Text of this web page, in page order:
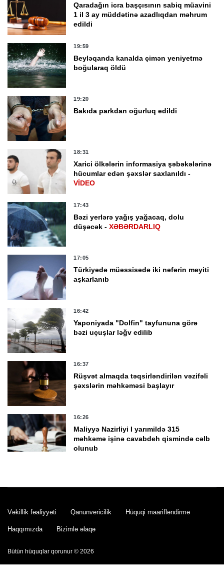
Qaradağın icra başçısının sabiq müavini
1 il 3 ay müddətinə azadlıqdan məhrum
edildi
19:59
Beyləqanda kanalda çimən yeniyetmə
boğularaq öldü
19:20
Bakıda parkdan oğurluq edildi
18:31
Xarici ölkələrin informasiya şəbəkələrinə
hücumlar edən şəxslər saxlanıldı -
VİDEO
17:43
Bəzi yerlərə yağış yağacaq, dolu
düşəcək -XƏBƏRDARLIQ
17:05
Türkiyədə müəssisədə iki nəfərin meyiti
aşkarlanıb
16:42
Yaponiyada "Dolfin" tayfununa görə
bəzi uçuşlar ləğv edilib
16:37
Rüşvət almaqda təqsirləndirilən vəzifəli
şəxslərin məhkəməsi başlayır
16:26
Maliyyə Nazirliyi I yarımildə 315
məhkəmə işinə cavabdeh qismində cəlb
olunub
Həftəsonu güclü külək əsəcək -
Vəkillik fəaliyyəti Qanunvericilik Hüquqi maarifləndirmə
Haqqımızda Bizimlə əlaqə
Bütün hüquqlar qorunur © 2026